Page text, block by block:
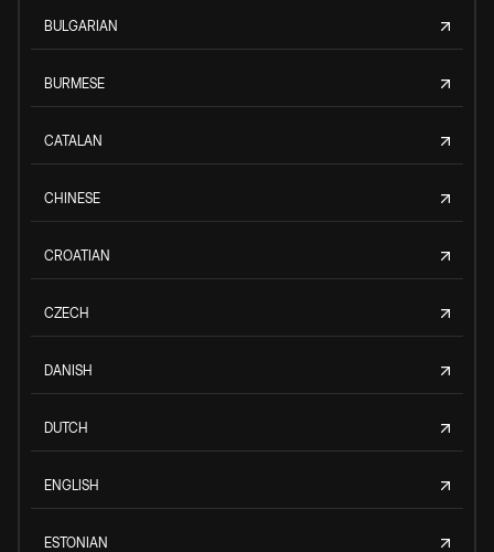
BULGARIAN
BURMESE
CATALAN
CHINESE
CROATIAN
CZECH
DANISH
DUTCH
ENGLISH
ESTONIAN